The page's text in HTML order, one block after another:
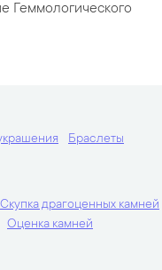
Геммологического
Браслеты
Скупка драгоценных камней
Оценка камней